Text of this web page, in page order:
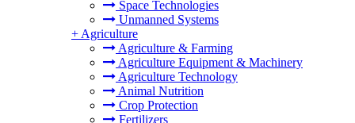
Space Technologies
Unmanned Systems
+ Agriculture
Agriculture & Farming
Agriculture Equipment & Machinery
Agriculture Technology
Animal Nutrition
Crop Protection
Fertilizers